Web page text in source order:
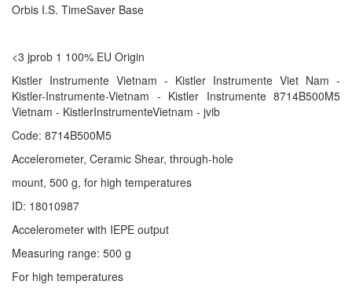
Orbis I.S. TimeSaver Base
<3 jprob 1 100% EU Origin
Kistler Instrumente Vietnam - Kistler Instrumente Viet Nam -
Kistler-Instrumente-Vietnam - Kistler Instrumente 8714B500M5
Vietnam - KistlerInstrumenteVietnam - jvib
Code: 8714B500M5
Accelerometer, Ceramic Shear, through-hole
mount, 500 g, for high temperatures
ID: 18010987
Accelerometer with IEPE output
Measuring range: 500 g
For high temperatures